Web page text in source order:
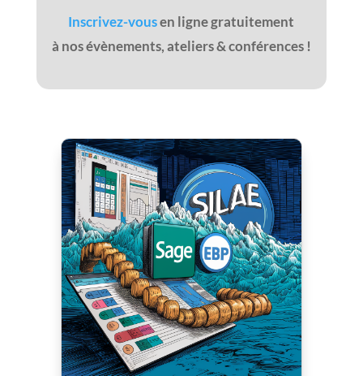
Inscrivez-vousen ligne gratuitement
à nos évènements, ateliers & conférences !